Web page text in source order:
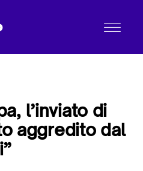
l’inviato di
aggredito dal